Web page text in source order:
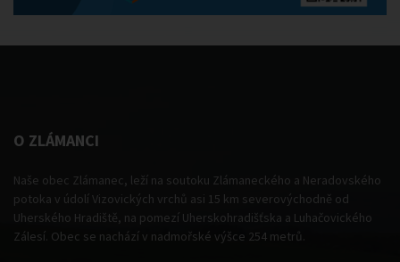
O ZLÁMANCI
Naše obec Zlámanec, leží na soutoku Zlámaneckého a Neradovského
potoka v údolí Vizovických vrchů asi 15 km severovýchodně od
Uherského Hradiště, na pomezí Uherskohradišťska a Luhačovického
Zálesí. Obec se nachází v nadmořské výšce 254 metrů.